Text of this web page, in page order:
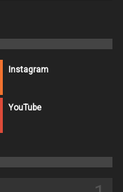
Instagram
YouTube